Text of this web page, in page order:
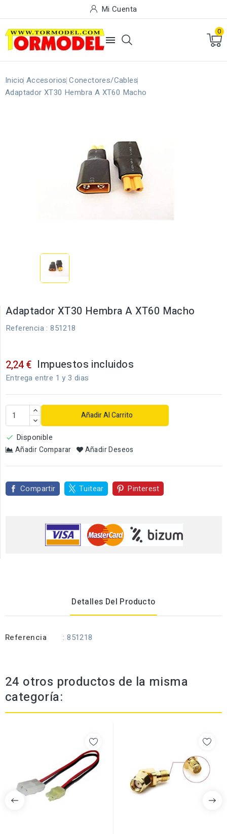
Mi Cuenta

0
Inicio Accesorios Conectores/Cables
Adaptador XT30 Hembra A XT60 Macho
Adaptador XT30 Hembra A XT60 Macho
Referencia : 851218
2,24 € Impuestos incluidos
Entrega entre 1 y 3 dias
Añadir Al Carrito
 Disponible
Añadir Comparar Añadir Deseos
Compartir Tuitear Pinterest
Detalles Del Producto
Referencia : 851218
24 otros productos de la misma
categoría: